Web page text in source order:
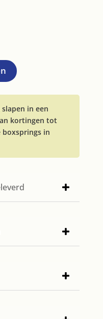
in een
kortingen tot
boxsprings in